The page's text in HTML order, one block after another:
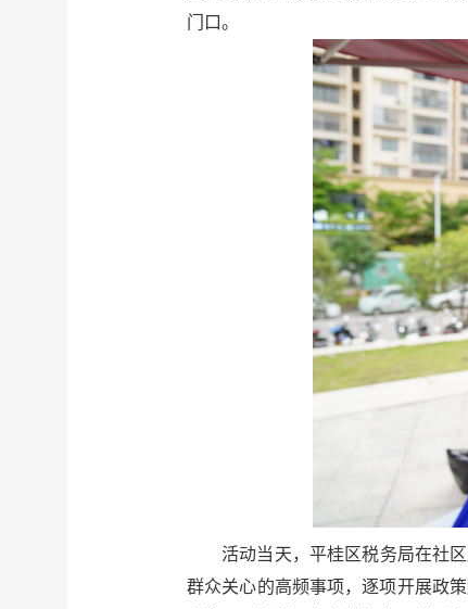
门口。
活动当天，平桂区税务局在社
群众关心的高频事项，逐项开展政